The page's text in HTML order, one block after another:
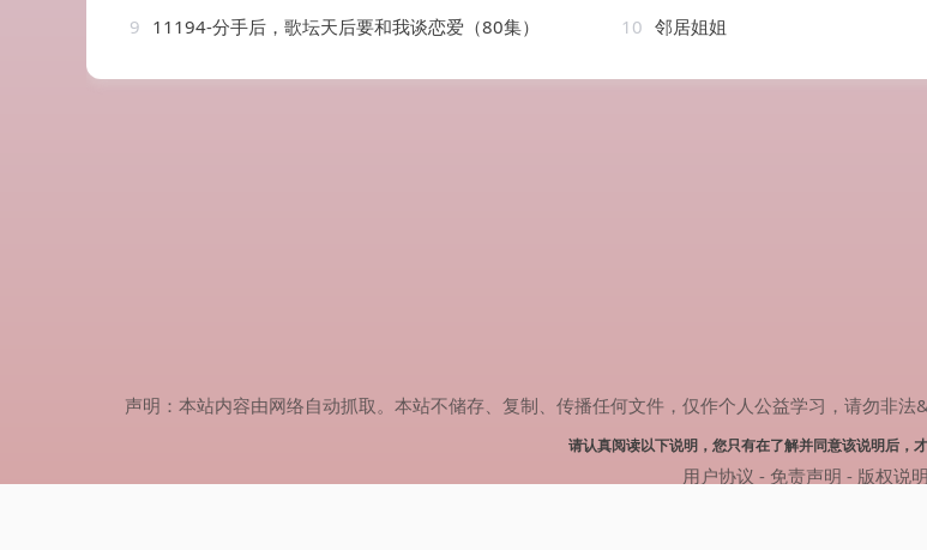
9 11194-分手后，歌坛天后要和我谈恋爱（80集） 10 邻居姐姐
声明：本站内容由网络自动抓取。本站不储存、复制、传播任何文件，仅作个人公益学习，请勿非
请认真阅读以下说明，您只有在了解并同意该说明后，
用户协议 - 免责声明 - 版权说明